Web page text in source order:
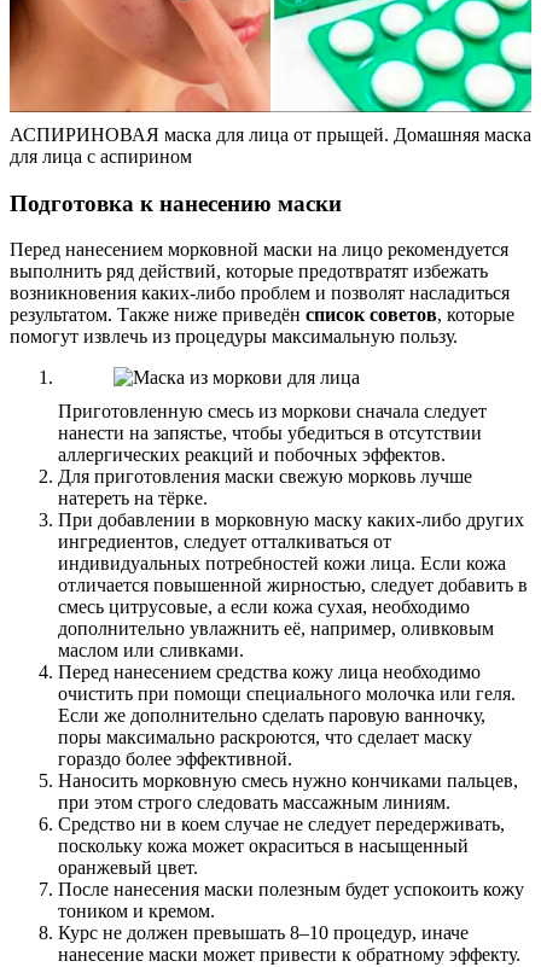
АСПИРИНОВАЯ маска для лица от прыщей. Домашняя маска
для лица с аспирином
Подготовка к нанесению маски
Перед нанесением морковной маски на лицо рекомендуется
выполнить ряд действий, которые предотвратят избежать
возникновения каких-либо проблем и позволят насладиться
результатом. Также ниже приведён список советов, которые
помогут извлечь из процедуры максимальную пользу.
Приготовленную смесь из моркови сначала следует
нанести на запястье, чтобы убедиться в отсутствии
аллергических реакций и побочных эффектов.
Для приготовления маски свежую морковь лучше
натереть на тёрке.
При добавлении в морковную маску каких-либо других
ингредиентов, следует отталкиваться от
индивидуальных потребностей кожи лица. Если кожа
отличается повышенной жирностью, следует добавить в
смесь цитрусовые, а если кожа сухая, необходимо
дополнительно увлажнить её, например, оливковым
маслом или сливками.
Перед нанесением средства кожу лица необходимо
очистить при помощи специального молочка или геля.
Если же дополнительно сделать паровую ванночку,
поры максимально раскроются, что сделает маску
гораздо более эффективной.
Наносить морковную смесь нужно кончиками пальцев,
при этом строго следовать массажным линиям.
Средство ни в коем случае не следует передерживать,
поскольку кожа может окраситься в насыщенный
оранжевый цвет.
После нанесения маски полезным будет успокоить кожу
тоником и кремом.
Курс не должен превышать 8–10 процедур, иначе
нанесение маски может привести к обратному эффекту.